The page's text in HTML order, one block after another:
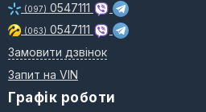
(097) 0547111
(063) 0547111
Замовити дзвінок
Запит на VIN
Графік роботи